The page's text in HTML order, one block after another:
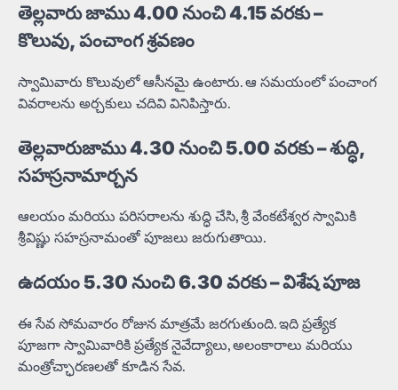
తెల్లవారు జాము 4.00 నుంచి 4.15 వరకు –
కొలువు, పంచాంగ శ్రవణం
స్వామివారు కొలువులో ఆసీనమై ఉంటారు. ఆ సమయంలో పంచాంగ
వివరాలను అర్చకులు చదివి వినిపిస్తారు.
తెల్లవారుజాము 4.30 నుంచి 5.00 వరకు – శుద్ధి,
సహస్రనామార్చన
ఆలయం మరియు పరిసరాలను శుద్ధి చేసి, శ్రీ వేంకటేశ్వర స్వామికి
శ్రీవిష్ణు సహస్రనామంతో పూజలు జరుగుతాయి.
ఉదయం 5.30 నుంచి 6.30 వరకు – విశేష పూజ
ఈ సేవ సోమవారం రోజున మాత్రమే జరగుతుంది. ఇది ప్రత్యేక
పూజగా స్వామివారికి ప్రత్యేక నైవేద్యాలు, అలంకారాలు మరియు
మంత్రోచ్ఛారణలతో కూడిన సేవ.